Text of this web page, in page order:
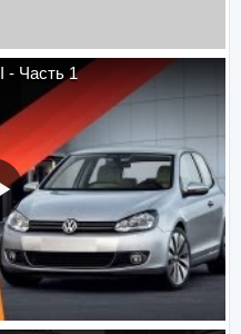
- Часть 1